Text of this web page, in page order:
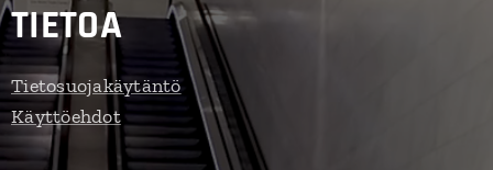
TIETOA
Tietosuojakäytäntö
Käyttöehdot